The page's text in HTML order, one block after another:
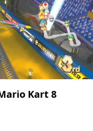
Kart 8